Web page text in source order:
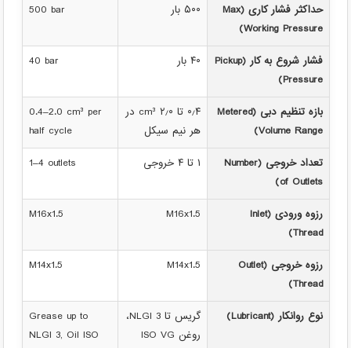
حداکثر فشار کاری (Max
Working Pressure)
۵۰۰ بار 500 bar
فشار شروع به کار (Pickup
Pressure)
۴۰ بار 40 bar
بازه تنظیم دبی (Metered
Volume Range)
۰٫۴ تا ۲٫۰ cm³ در
هر نیم سیکل
0.4–2.0 cm³ per
half cycle
تعداد خروجی (Number
of Outlets)
۱ تا ۴ خروجی 1–4 outlets
رزوه ورودی (Inlet
Thread)
M16x1.5
M16x1.5
رزوه خروجی (Outlet
Thread)
M14x1.5
M14x1.5
نوع روانکار (Lubricant)
گریس تا NLGI 3،
روغن ISO VG
Grease up to
NLGI 3, Oil ISO